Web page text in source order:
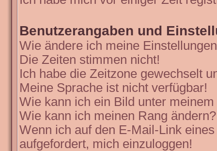
Benutzerangaben und
Wie ändere ich meine
Die Zeiten stimmen nicht!
Ich habe die Zeitzone gewechselt
Meine Sprache ist nicht verfügbar!
Wie kann ich ein Bild unter
Wie kann ich meinen Rang ändern?
Wenn ich auf den E-Mail-Link
aufgefordert, mich einzuloggen!